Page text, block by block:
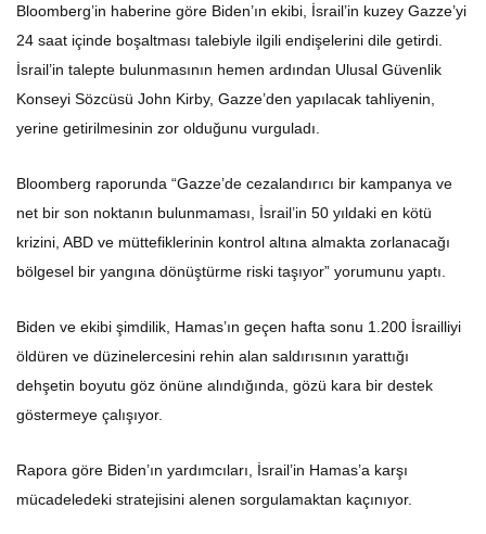
Bloomberg’in haberine göre Biden’ın ekibi, İsrail’in kuzey Gazze’yi
24 saat içinde boşaltması talebiyle ilgili endişelerini dile getirdi.
İsrail’in talepte bulunmasının hemen ardından Ulusal Güvenlik
Konseyi Sözcüsü John Kirby, Gazze’den yapılacak tahliyenin,
yerine getirilmesinin zor olduğunu vurguladı.
Bloomberg raporunda “Gazze’de cezalandırıcı bir kampanya ve
net bir son noktanın bulunmaması, İsrail’in 50 yıldaki en kötü
krizini, ABD ve müttefiklerinin kontrol altına almakta zorlanacağı
bölgesel bir yangına dönüştürme riski taşıyor” yorumunu yaptı.
Biden ve ekibi şimdilik, Hamas’ın geçen hafta sonu 1.200 İsrailliyi
öldüren ve düzinelercesini rehin alan saldırısının yarattığı
dehşetin boyutu göz önüne alındığında, gözü kara bir destek
göstermeye çalışıyor.
Rapora göre Biden’ın yardımcıları, İsrail’in Hamas’a karşı
mücadeledeki stratejisini alenen sorgulamaktan kaçınıyor.